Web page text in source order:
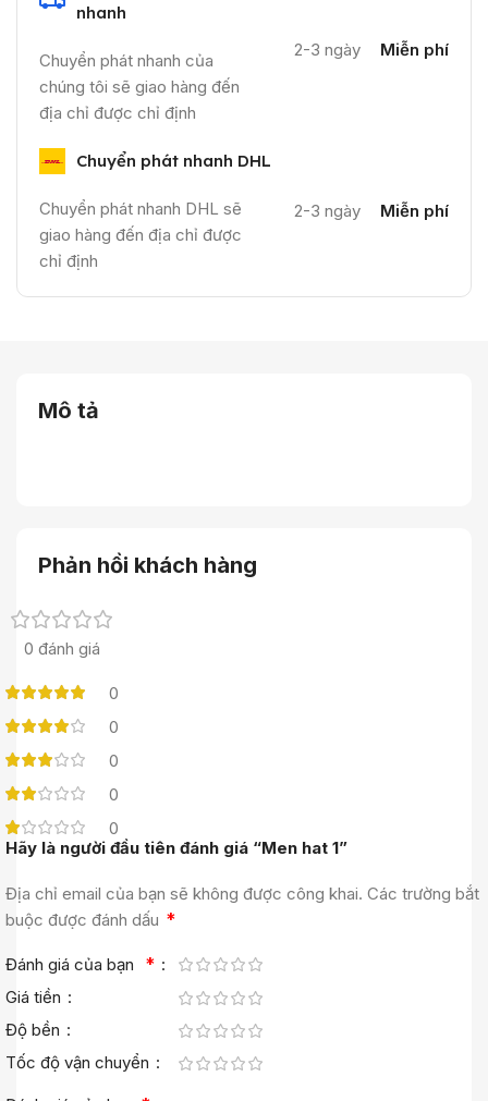
nhanh
Chuyển phát nhanh của
chúng tôi sẽ giao hàng đến
địa chỉ được chỉ định
2-3 ngày Miễn phí
Chuyển phát nhanh DHL
Chuyển phát nhanh DHL sẽ
giao hàng đến địa chỉ được
chỉ định
2-3 ngày Miễn phí
Mô tả
Phản hồi khách hàng
0 đánh giá
0
0
0
0
0
Hãy là người đầu tiên đánh giá “Men hat 1”
Địa chỉ email của bạn sẽ không được công khai. Các trường bắt
buộc được đánh dấu *
Đánh giá của bạn *
Giá tiền
Độ bền
Tốc độ vận chuyển